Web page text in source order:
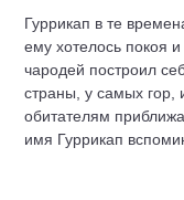
Гуррикап в те
ему хотелось покоя
чародей построил
страны, у самых гор,
обитателям
имя Гуррикап